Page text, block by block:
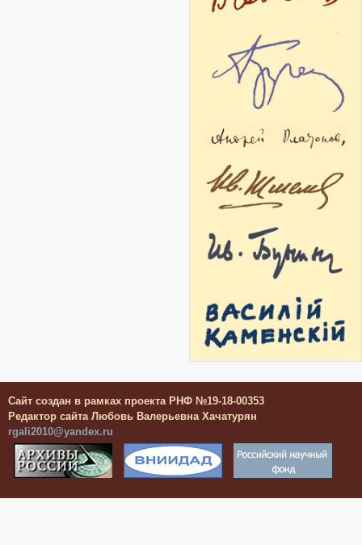
Сайт создан в рамках проекта РНФ №19-18-00353
Редактор сайта Любовь Валерьевна Хачатурян
rgali2010@yandex.ru